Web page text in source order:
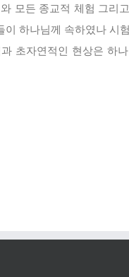
모든 종교적 체험 그
하나님께 속하였나 시
초자연적인 현상은 하